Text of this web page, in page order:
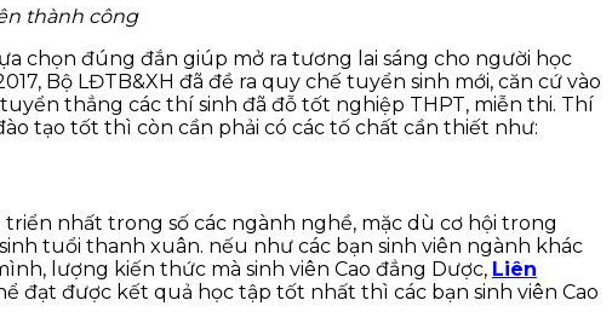
thành công
chọn đúng đắn giúp mở ra tương lai sáng cho người học
Bộ LĐTB&XH đã đề ra quy chế tuyển sinh mới, căn cứ vào
thẳng các thí sinh đã đỗ tốt nghiệp THPT, miễn thi. Thí
tạo tốt thì còn cần phải có các tố chất cần thiết như:
nhất trong số các ngành nghề, mặc dù cơ hội trong
tuổi thanh xuân. nếu như các bạn sinh viên ngành khác
lượng kiến thức mà sinh viên Cao đẳng Dược, Liên
đạt được kết quả học tập tốt nhất thì các bạn sinh viên Cao